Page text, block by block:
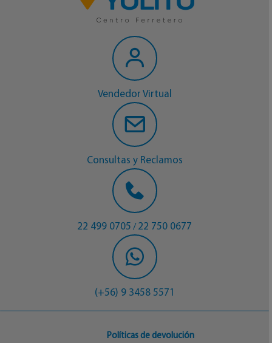
Vendedor Virtual
Consultas y Reclamos
22 499 0705 / 22 750 0677
(+56) 9 3458 5571
Políticas de devolución